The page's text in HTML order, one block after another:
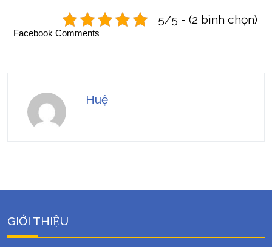
5/5 - (2 bình chọn)
Facebook Comments
Huệ
GIỚI THIỆU